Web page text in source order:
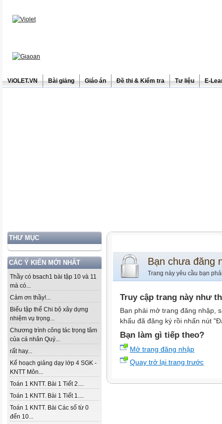
ViOLET.VN Bài giảng Giáo án Đề thi & Kiểm tra Tư liệu E-
THƯ MỤC
CÁC Ý KIẾN MỚI NHẤT
Thầy có bsach1 bài tập 10 và 11
mà có...
Cảm ơn thầy!...
Biểu tập thể Chi bộ xây dựng
nhiệm vụ trọng...
Chương trình công tác trọng tâm
của cá nhân Quý...
rất hay...
Kế hoạch giảng dạy lớp 4 SGK -
KNTT Môn...
Toán 1 KNTT. Bài 1 Tiết 2....
Toán 1 KNTT. Bài 1 Tiết 1....
Toán 1 KNTT. Bài Các số từ 0
đến 10...
Bạn chưa đăng
Trang này yêu cầu bạn
Truy cập trang này như
Bạn phải mở trang đăng nhập,
khẩu đã đăng ký rồi nhấn nút
Bạn làm gì tiếp theo?
Mở trang đăng nhập
Quay trở lại trang trước